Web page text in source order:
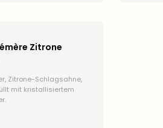
Zitrone
Zitrone-Schlagsahne,
mit kristallisiertem